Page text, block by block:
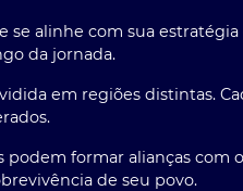
alinhe com sua estratégia
da jornada.
em regiões distintas.
formar alianças com
de seu povo.